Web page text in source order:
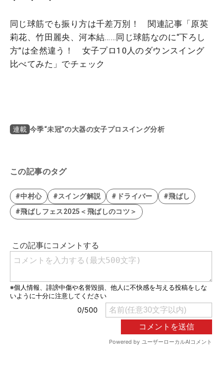
同じ球筋でも振り方は千差万別！ 関連記事「原英
莉花、竹田麗央、河本結……同じ球筋なのに“下ろし
方”は全然違う！ 女子プロ10人のダウンスイング
比べてみた」でチェック
連載 今季“未冠”の大器の女子プロスイング分析
この記事のタグ
#中村心 #スイング解説 #ドライバー
#飛ばし
#飛ばしフェス2025＜飛ばしのコツ＞